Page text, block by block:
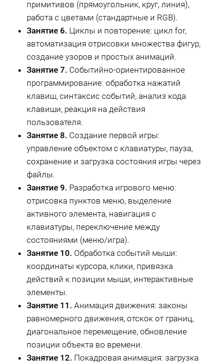
примитивов (прямоугольник, круг, линия),
работа с цветами (стандартные и RGB).
Занятие 6. Циклы и повторение: цикл for,
автоматизация отрисовки множества фигур,
создание узоров и простых анимаций.
Занятие 7. Событийно-ориентированное
программирование: обработка нажатий
клавиш, синтаксис событий, анализ кода
клавиши, реакция на действия
пользователя.
Занятие 8. Создание первой игры:
управление объектом с клавиатуры, пауза,
сохранение и загрузка состояния игры через
файлы.
Занятие 9. Разработка игрового меню:
отрисовка пунктов меню, выделение
активного элемента, навигация с
клавиатуры, переключение между
состояниями (меню/игра).
Занятие 10. Обработка событий мыши:
координаты курсора, клики, привязка
действий к позиции мыши, интерактивные
элементы.
Занятие 11. Анимация движения: законы
равномерного движения, отскок от границ,
диагональное перемещение, обновление
позиции объекта во времени.
Занятие 12. Покадровая анимация: загрузка